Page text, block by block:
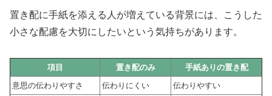
置き配に手紙を添える人が増えている背景には、こうした
小さな配慮を大切にしたいという気持ちがあります。
項目 置き配のみ
手紙ありの置き配
意思の伝わりやすさ
伝わりにくい
伝わりやすい